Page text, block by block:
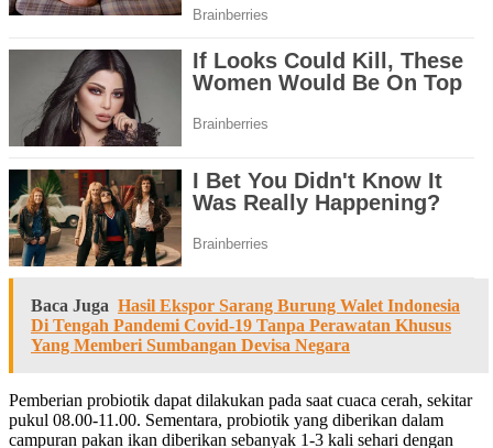
Baca Juga Hasil Ekspor Sarang Burung Walet Indonesia
Di Tengah Pandemi Covid-19 Tanpa Perawatan Khusus
Yang Memberi Sumbangan Devisa Negara
Pemberian probiotik dapat dilakukan pada saat cuaca cerah, sekitar
pukul 08.00-11.00. Sementara, probiotik yang diberikan dalam
campuran pakan ikan diberikan sebanyak 1-3 kali sehari dengan